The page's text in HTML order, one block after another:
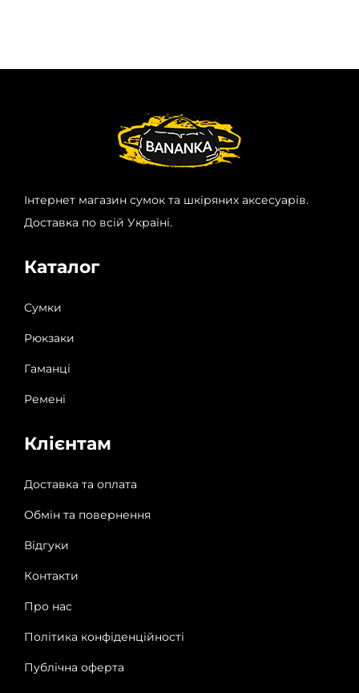
Інтернет магазин сумок та шкіряних аксесуарів.
Доставка по всій Україні.
Каталог
Сумки
Рюкзаки
Гаманці
Ремені
Клієнтам
Доставка та оплата
Обмін та повернення
Відгуки
Контакти
Про нас
Політика конфіденційності
Публічна оферта